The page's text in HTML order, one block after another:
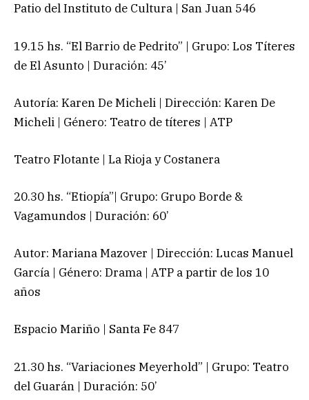
Patio del Instituto de Cultura | San Juan 546
19.15 hs. “El Barrio de Pedrito” | Grupo: Los Títeres
de El Asunto | Duración: 45’
Autoría: Karen De Micheli | Dirección: Karen De
Micheli | Género: Teatro de títeres | ATP
Teatro Flotante | La Rioja y Costanera
20.30 hs. “Etiopía”| Grupo: Grupo Borde &
Vagamundos | Duración: 60’
Autor: Mariana Mazover | Dirección: Lucas Manuel
García | Género: Drama | ATP a partir de los 10
años
Espacio Mariño | Santa Fe 847
21.30 hs. “Variaciones Meyerhold” | Grupo: Teatro
del Guarán | Duración: 50’